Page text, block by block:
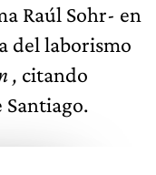
Raúl Sohr- en
del laborismo
, citando